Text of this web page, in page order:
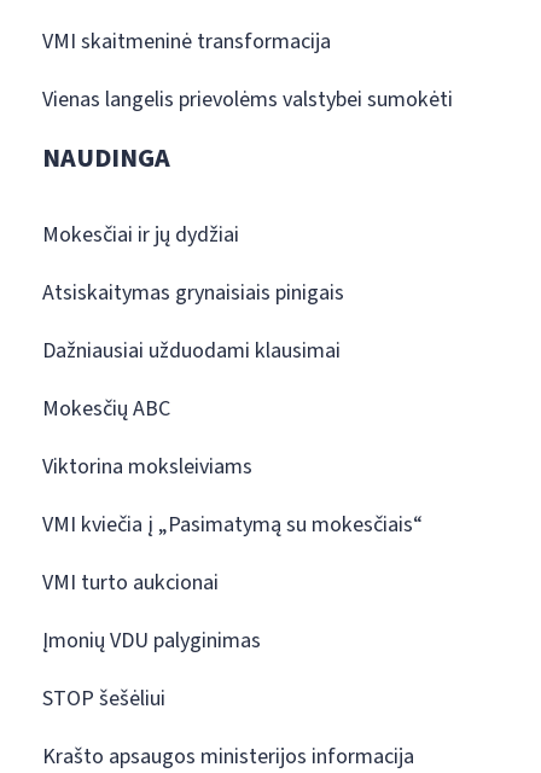
VMI skaitmeninė transformacija
Vienas langelis prievolėms valstybei sumokėti
NAUDINGA
Mokesčiai ir jų dydžiai
Atsiskaitymas grynaisiais pinigais
Dažniausiai užduodami klausimai
Mokesčių ABC
Viktorina moksleiviams
VMI kviečia į „Pasimatymą su mokesčiais“
VMI turto aukcionai
Įmonių VDU palyginimas
STOP šešėliui
Krašto apsaugos ministerijos informacija